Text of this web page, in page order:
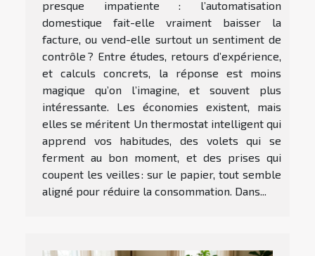
presque impatiente : l’automatisation
domestique fait-elle vraiment baisser la
facture, ou vend-elle surtout un sentiment de
contrôle ? Entre études, retours d’expérience,
et calculs concrets, la réponse est moins
magique qu’on l’imagine, et souvent plus
intéressante. Les économies existent, mais
elles se méritent Un thermostat intelligent qui
apprend vos habitudes, des volets qui se
ferment au bon moment, et des prises qui
coupent les veilles : sur le papier, tout semble
aligné pour réduire la consommation. Dans...